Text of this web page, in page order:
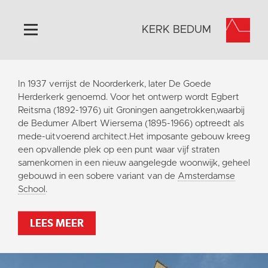
Home
Algemeen
Historie
Omgeving
Activiteiten
Steun ons
Contact
Vaktaal
KERK BEDUM
In 1937 verrijst de Noorderkerk, later De Goede
Herderkerk genoemd. Voor het ontwerp wordt Egbert
Reitsma (1892-1976) uit Groningen aangetrokken,waarbij
de Bedumer Albert Wiersema (1895-1966) optreedt als
mede-uitvoerend architect.Het imposante gebouw kreeg
een opvallende plek op een punt waar vijf straten
samenkomen in een nieuw aangelegde woonwijk, geheel
gebouwd in een sobere variant van de Amsterdamse
School .
LEES MEER